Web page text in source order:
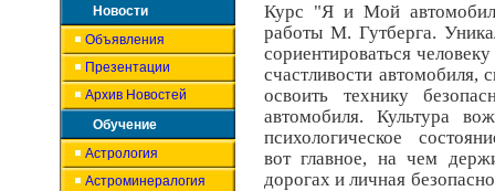
Новости
Объявления
Презентации
Архив Новостей
Обучение
Астрология
Астроминералогия
Курс "Я и Мой
работы М. Гутберга.
сориентироваться
счастливости автомобиля,
освоить технику
автомобиля. Культура
психологическое
вот главное, на чем
дорогах и личная